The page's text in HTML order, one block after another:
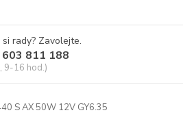
rady? Zavolejte.
811 188
9-16 hod.)
S AX 50W 12V GY6.35